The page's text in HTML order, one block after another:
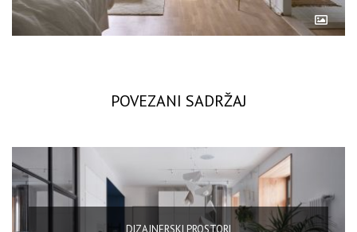
POVEZANI SADRŽAJ
DIZAJNERSKI PROSTORI